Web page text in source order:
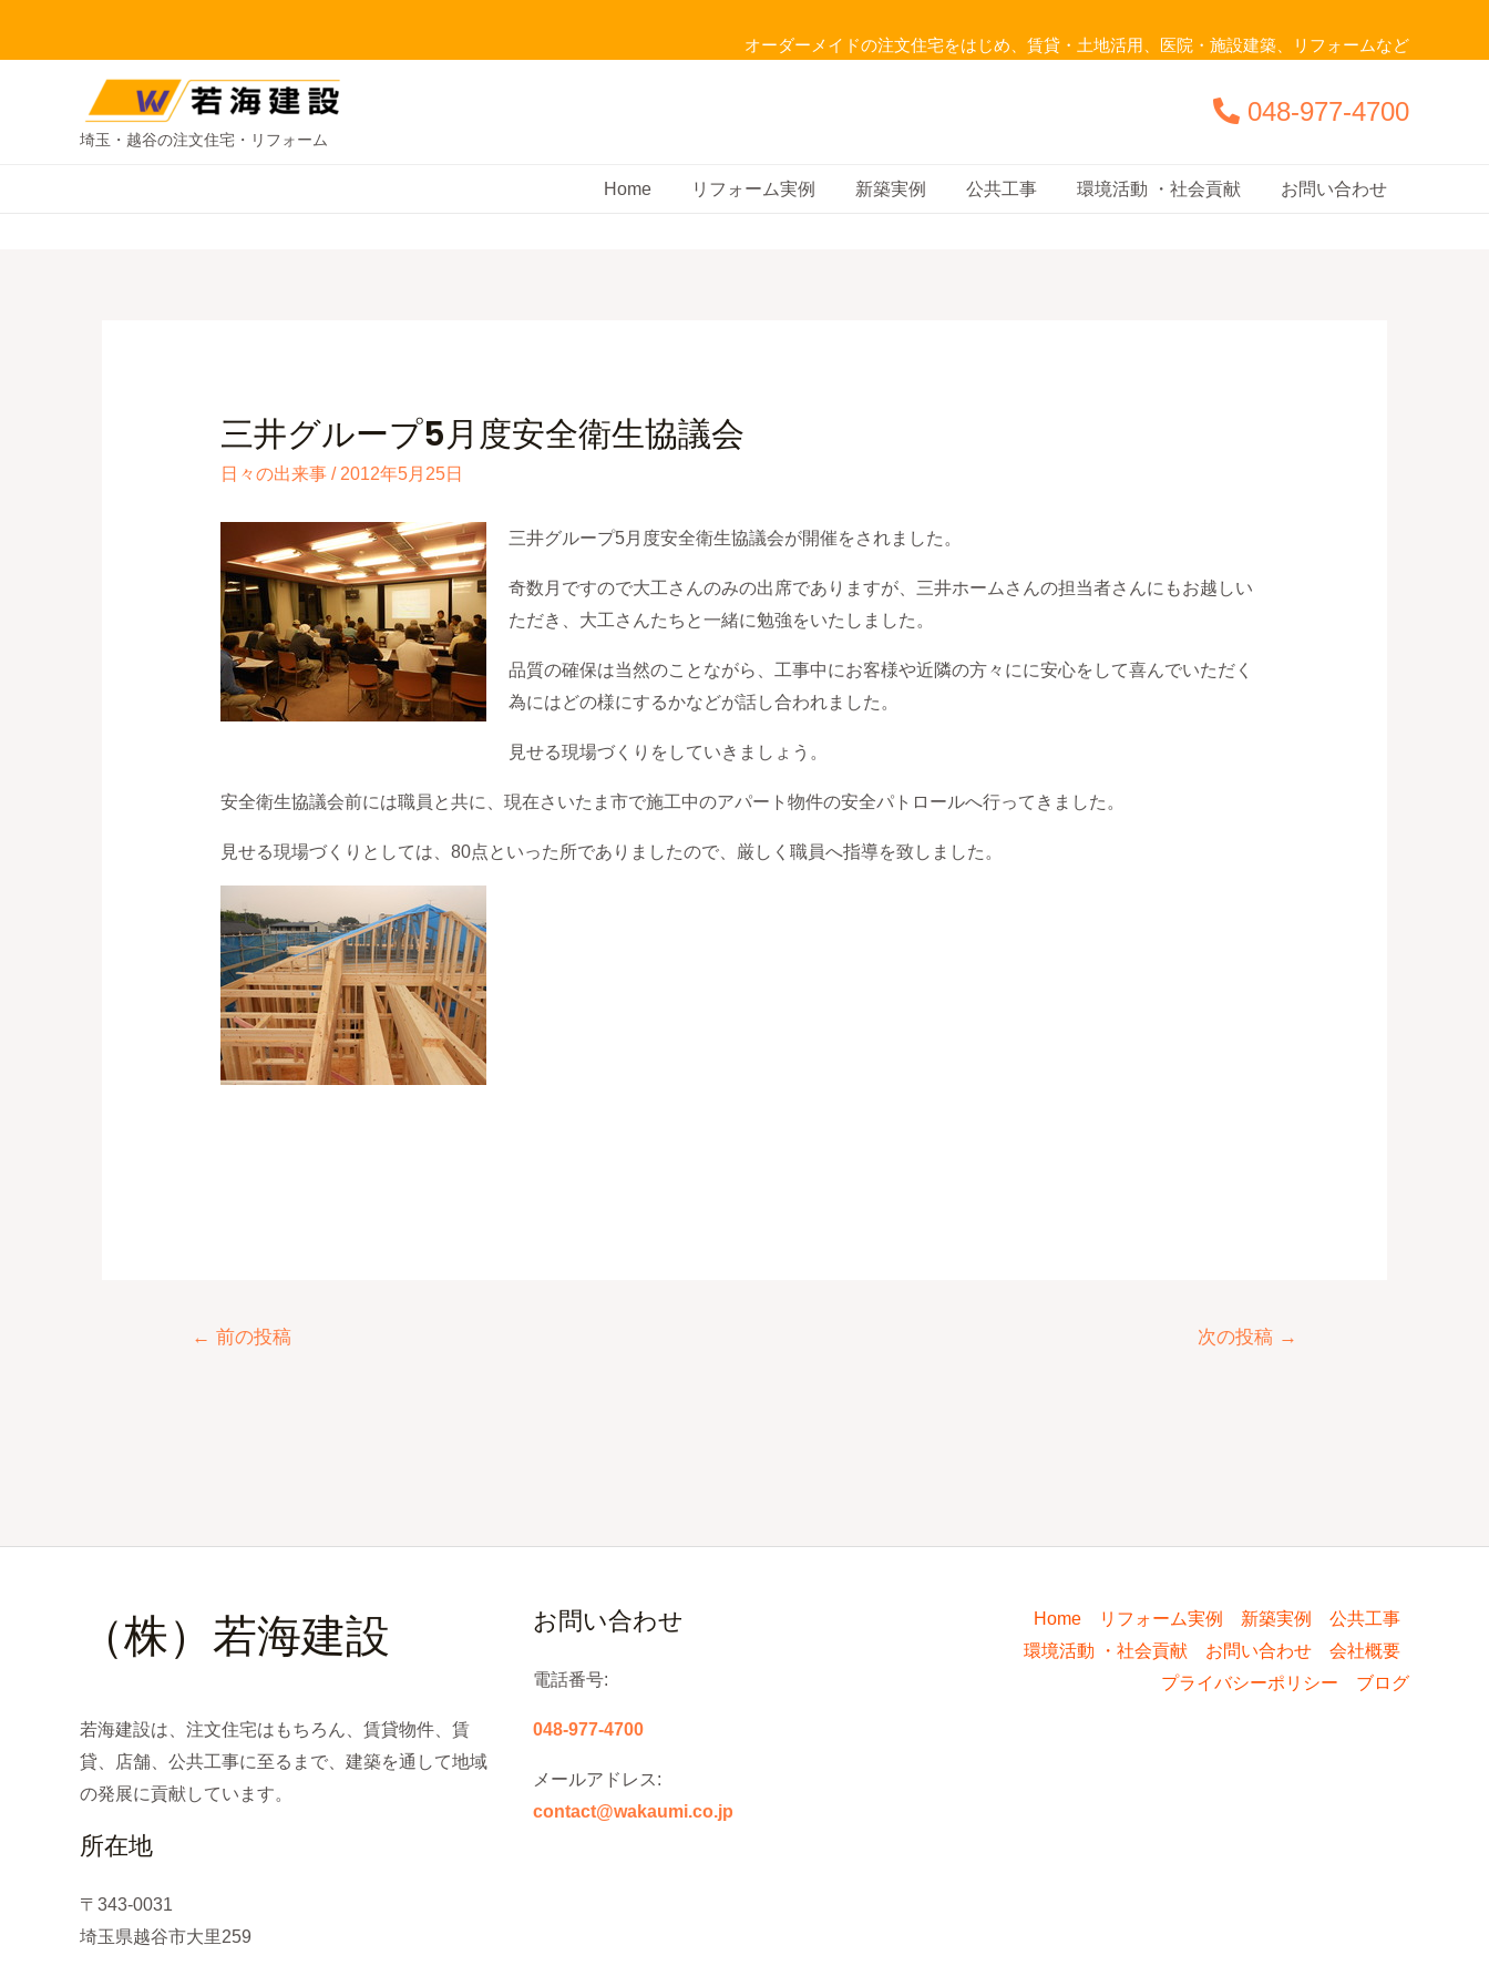
オーダーメイドの注文住宅をはじめ、賃貸・土地活用、医院・施設建築、リフォームなど
埼玉・越谷の注文住宅・リフォーム
048-977-4700
Home リフォーム実例 新築実例 公共工事 環境活動 ・社会貢献 お問い合わせ
三井グループ5月度安全衛生協議会
日々の出来事/2012年5月25日
三井グループ5月度安全衛生協議会が開催をされました。
奇数月ですので大工さんのみの出席でありますが、三井ホームさんの担当者さんにもお越しい
ただき、大工さんたちと一緒に勉強をいたしました。
品質の確保は当然のことながら、工事中にお客様や近隣の方々にに安心をして喜んでいただく
為にはどの様にするかなどが話し合われました。
見せる現場づくりをしていきましょう。
安全衛生協議会前には職員と共に、現在さいたま市で施工中のアパート物件の安全パトロールへ行ってきました。
見せる現場づくりとしては、80点といった所でありましたので、厳しく職員へ指導を致しました。
← 前の投稿 次の投稿 →
（株）若海建設
若海建設は、注文住宅はもちろん、賃貸物件、賃
貸、店舗、公共工事に至るまで、建築を通して地域
の発展に貢献しています。
所在地
〒343-0031
埼玉県越谷市大里259
お問い合わせ
電話番号:
048-977-4700
メールアドレス:
contact@wakaumi.co.jp
Home リフォーム実例 新築実例
公共工事
環境活動 ・社会貢献
お問い合わせ
会社概要
プライバシーポリシー
ブログ